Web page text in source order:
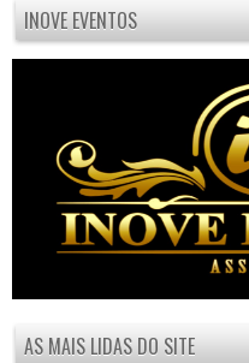
INOVE EVENTOS
AS MAIS LIDAS DO SITE